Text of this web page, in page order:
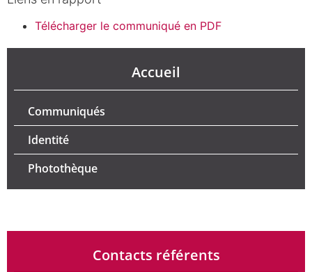
Accueil
Communiqués
Identité
Photothèque
Contacts référents
Télécharger le communiqué en PDF